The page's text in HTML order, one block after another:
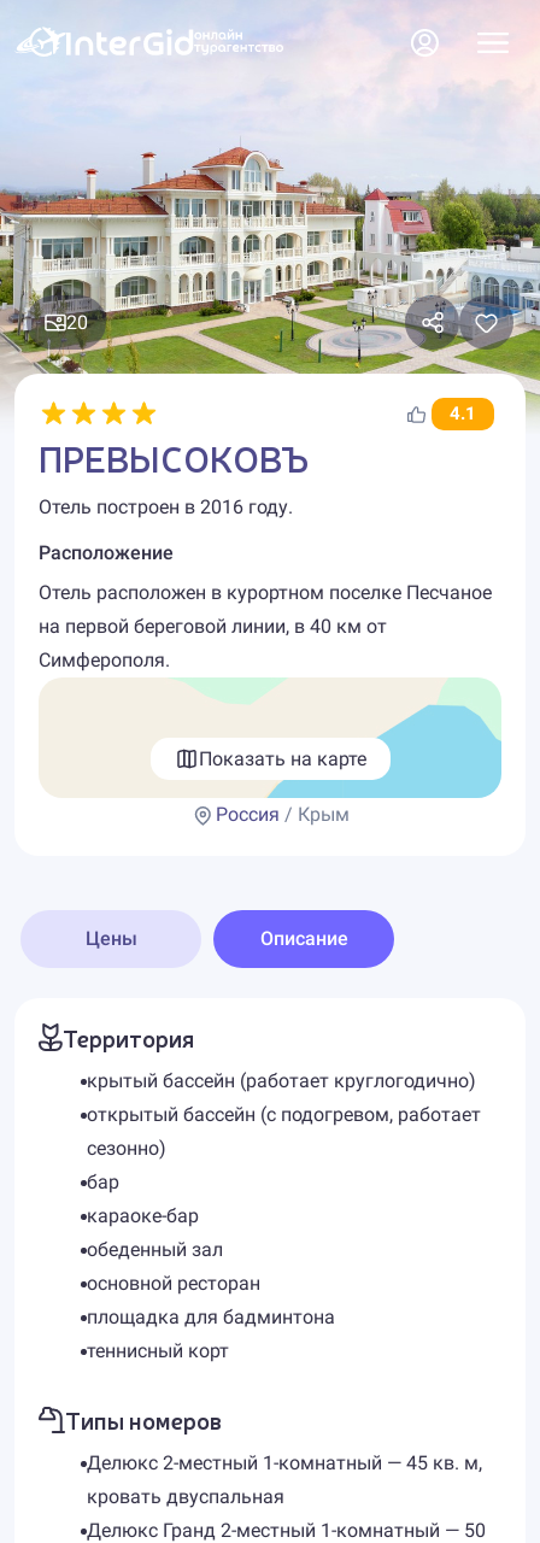
20
4.1
ПРЕВЫСОКОВЪ
Отель построен в 2016 году.
Расположение
Отель расположен в курортном поселке Песчаное
на первой береговой линии, в 40 км от
Симферополя.
Показать на карте
Россия / Крым
Цены Описание
Территория
крытый бассейн (работает круглогодично)
открытый бассейн (с подогревом, работает
сезонно)
бар
караоке-бар
обеденный зал
основной ресторан
площадка для бадминтона
теннисный корт
Типы номеров
Делюкс 2-местный 1-комнатный — 45 кв. м,
кровать двуспальная
Делюкс Гранд 2-местный 1-комнатный — 50